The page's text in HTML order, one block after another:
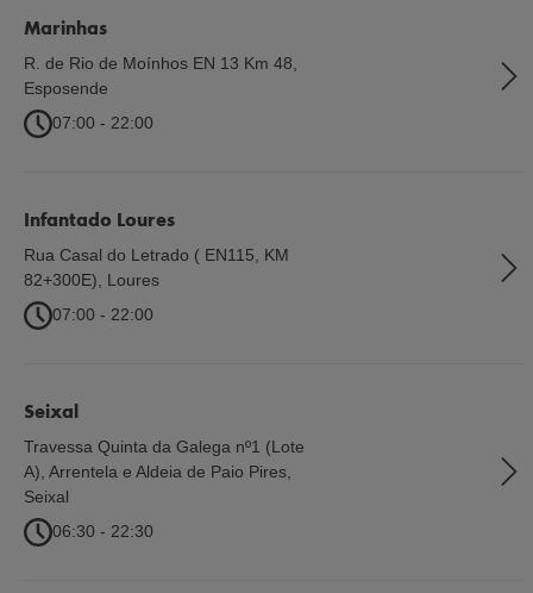
Marinhas
R. de Rio de Moínhos EN 13 Km 48
Esposende
07:00 - 22:00
Infantado Loures
Rua Casal do Letrado ( EN115, KM
82+300E)
Loures
07:00 - 22:00
Seixal
Travessa Quinta da Galega nº1 (Lote
A), Arrentela e Aldeia de Paio Pires
Seixal
06:30 - 22:30